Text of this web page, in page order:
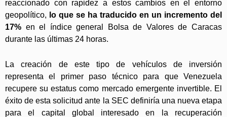
reaccionado con rapidez a estos cambios en el entorno
geopolítico, lo que se ha traducido en un incremento del
17% en el índice general Bolsa de Valores de Caracas
durante las últimas 24 horas.
La creación de este tipo de vehículos de inversión
representa el primer paso técnico para que Venezuela
recupere su estatus como mercado emergente invertible. El
éxito de esta solicitud ante la SEC definiría una nueva etapa
para el capital global interesado en la recuperación